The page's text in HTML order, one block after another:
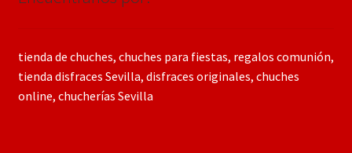
tienda de chuches, chuches para fiestas, regalos comunión,
tienda disfraces Sevilla, disfraces originales, chuches
online, chucherías Sevilla